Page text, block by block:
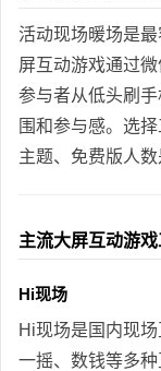
活动现场暖场是
屏互动游戏通过
参与者从低头刷
围和参与感。选
主题、免费版人数
主流大屏互动游
Hi现场
Hi现场是国内现
一摇、数钱等多种